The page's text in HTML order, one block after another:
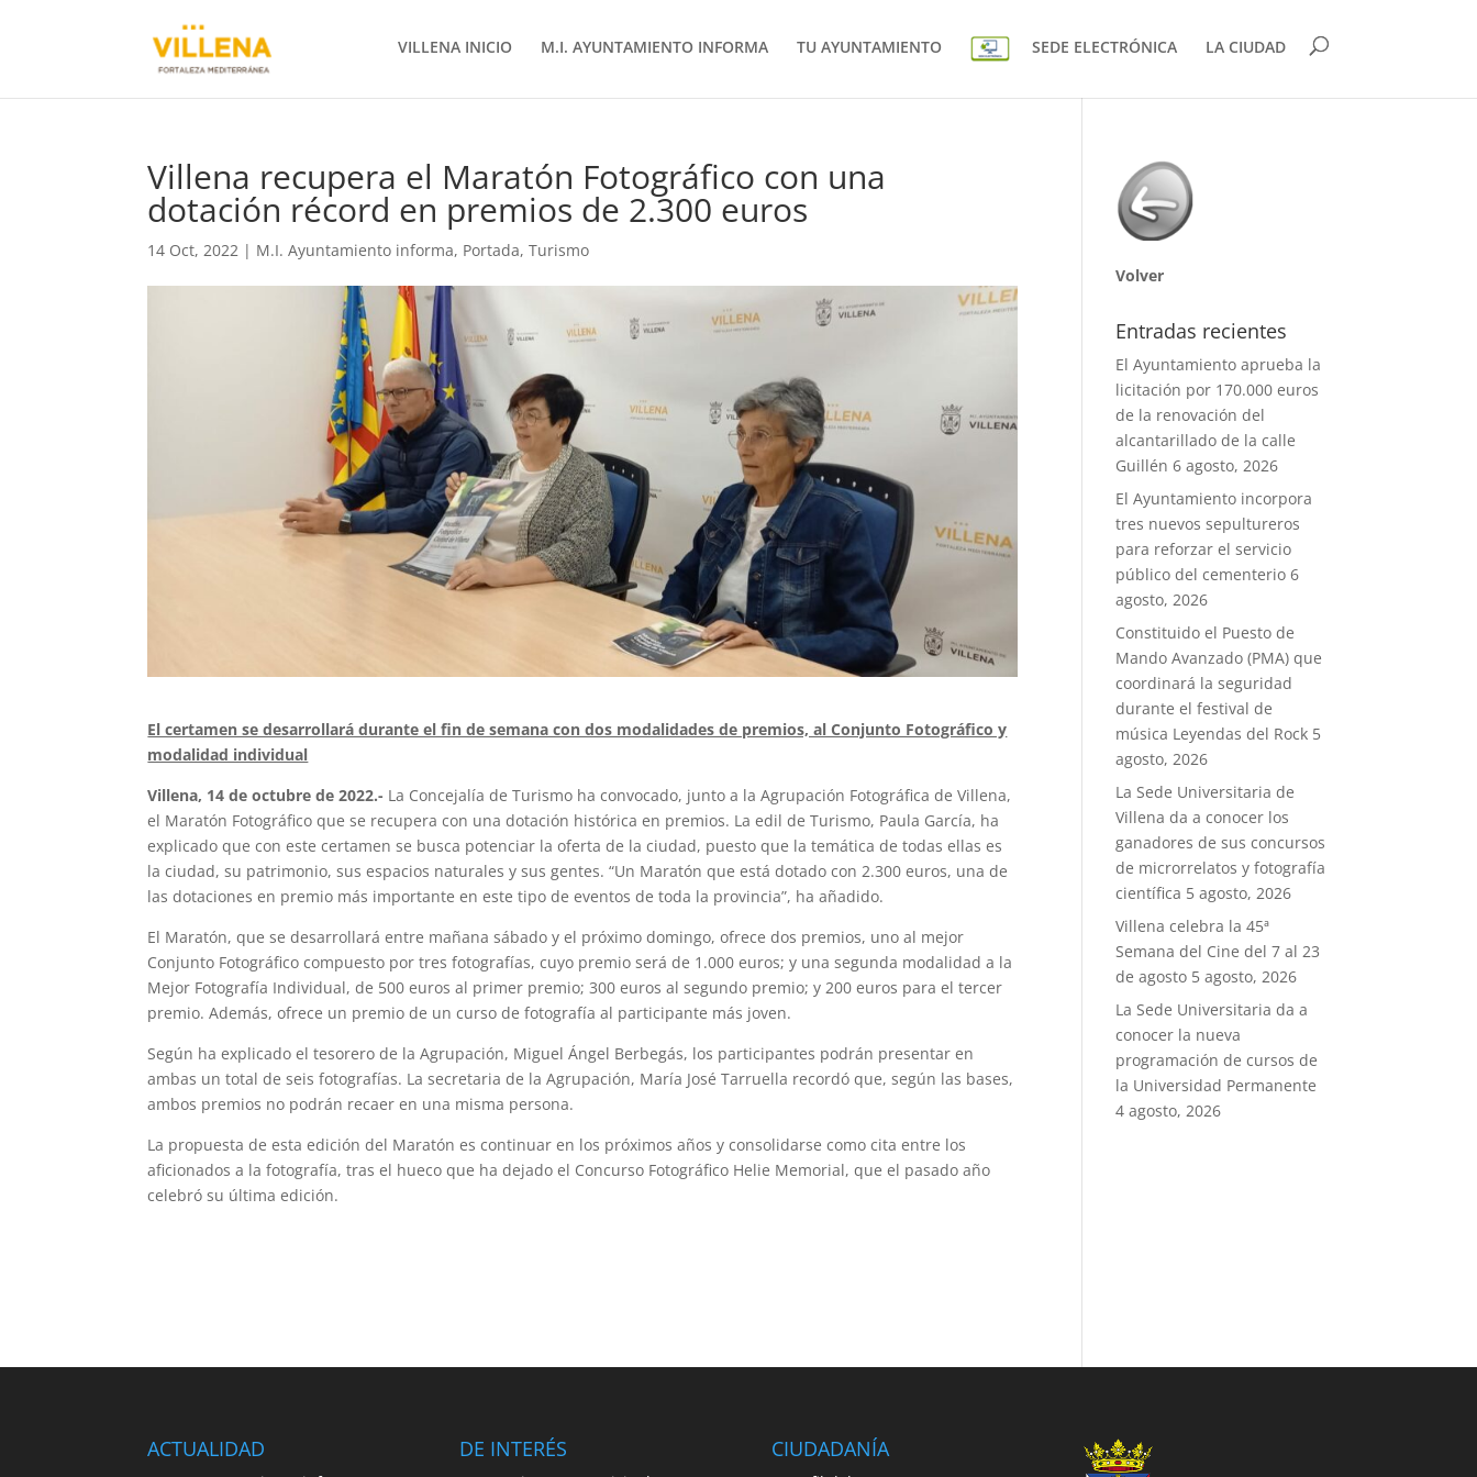
VILLENA INICIO M.I. AYUNTAMIENTO INFORMA TU AYUNTAMIENTO SEDE ELECTRÓNICA LA CIUDAD
Villena recupera el Maratón Fotográfico con una
dotación récord en premios de 2.300 euros
14 Oct, 2022 | M.I. Ayuntamiento informa, Portada,Turismo
El certamen se desarrollará durante el fin de semana con dos modalidades de premios, al Conjunto Fotográfico y
modalidad individual
Villena, 14 de octubre de 2022.- La Concejalía de Turismo ha convocado, junto a la Agrupación Fotográfica de Villena,
el Maratón Fotográfico que se recupera con una dotación histórica en premios. La edil de Turismo, Paula García, ha
explicado que con este certamen se busca potenciar la oferta de la ciudad, puesto que la temática de todas ellas es
la ciudad, su patrimonio, sus espacios naturales y sus gentes. “Un Maratón que está dotado con 2.300 euros, una de
las dotaciones en premio más importante en este tipo de eventos de toda la provincia”, ha añadido.
El Maratón, que se desarrollará entre mañana sábado y el próximo domingo, ofrece dos premios, uno al mejor
Conjunto Fotográfico compuesto por tres fotografías, cuyo premio será de 1.000 euros; y una segunda modalidad a la
Mejor Fotografía Individual, de 500 euros al primer premio; 300 euros al segundo premio; y 200 euros para el tercer
premio. Además, ofrece un premio de un curso de fotografía al participante más joven.
Según ha explicado el tesorero de la Agrupación, Miguel Ángel Berbegás, los participantes podrán presentar en
ambas un total de seis fotografías. La secretaria de la Agrupación, María José Tarruella recordó que, según las bases,
ambos premios no podrán recaer en una misma persona.
La propuesta de esta edición del Maratón es continuar en los próximos años y consolidarse como cita entre los
aficionados a la fotografía, tras el hueco que ha dejado el Concurso Fotográfico Helie Memorial, que el pasado año
celebró su última edición.
Volver
Entradas recientes
El Ayuntamiento aprueba la
licitación por 170.000 euros
de la renovación del
alcantarillado de la calle
Guillén 6 agosto, 2026
El Ayuntamiento incorpora
tres nuevos sepultureros
para reforzar el servicio
público del cementerio 6
agosto, 2026
Constituido el Puesto de
Mando Avanzado (PMA) que
coordinará la seguridad
durante el festival de
música Leyendas del Rock 5
agosto, 2026
La Sede Universitaria de
Villena da a conocer los
ganadores de sus concursos
de microrrelatos y fotografía
científica 5 agosto, 2026
Villena celebra la 45ª
Semana del Cine del 7 al 23
de agosto 5 agosto, 2026
La Sede Universitaria da a
conocer la nueva
programación de cursos de
la Universidad Permanente
4 agosto, 2026
ACTUALIDAD DE INTERÉS CIUDADANÍA